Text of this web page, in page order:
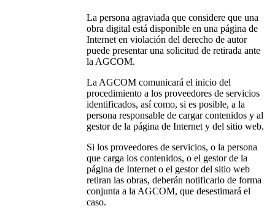
La persona agraviada que considere que una
obra digital está disponible en una página de
Internet en violación del derecho de autor
puede presentar una solicitud de retirada ante
la AGCOM.
La AGCOM comunicará el inicio del
procedimiento a los proveedores de servicios
identificados, así como, si es posible, a la
persona responsable de cargar contenidos y al
gestor de la página de Internet y del sitio web.
Si los proveedores de servicios, o la persona
que carga los contenidos, o el gestor de la
página de Internet o el gestor del sitio web
retiran las obras, deberán notificarlo de forma
conjunta a la AGCOM, que desestimará el
caso.